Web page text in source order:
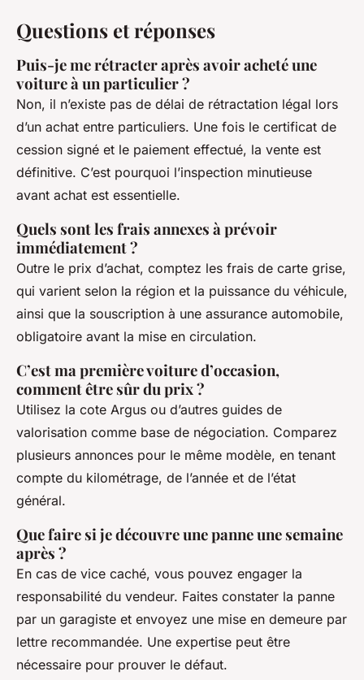
Questions et réponses
Puis-je me rétracter après avoir acheté une
voiture à un particulier ?
Non, il n’existe pas de délai de rétractation légal lors
d’un achat entre particuliers. Une fois le certificat de
cession signé et le paiement effectué, la vente est
définitive. C’est pourquoi l’inspection minutieuse
avant achat est essentielle.
Quels sont les frais annexes à prévoir
immédiatement ?
Outre le prix d’achat, comptez les frais de carte grise,
qui varient selon la région et la puissance du véhicule,
ainsi que la souscription à une assurance automobile,
obligatoire avant la mise en circulation.
C’est ma première voiture d’occasion,
comment être sûr du prix ?
Utilisez la cote Argus ou d’autres guides de
valorisation comme base de négociation. Comparez
plusieurs annonces pour le même modèle, en tenant
compte du kilométrage, de l’année et de l’état
général.
Que faire si je découvre une panne une semaine
après ?
En cas de vice caché, vous pouvez engager la
responsabilité du vendeur. Faites constater la panne
par un garagiste et envoyez une mise en demeure par
lettre recommandée. Une expertise peut être
nécessaire pour prouver le défaut.